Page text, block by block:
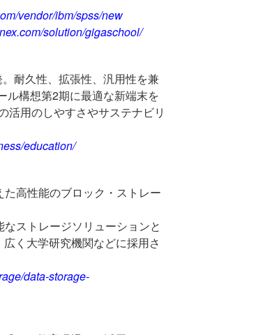
vendor/ibm/spss/new
solution/gigaschool/
耐久性、拡張性、汎用性を兼
ル構想第2期に最適な新端末を
活用のしやすさやサステナビリ
education/
高性能のブロック・ストレー
ストレージソリューションと
く大学研究機関などに採用さ
data-storage-